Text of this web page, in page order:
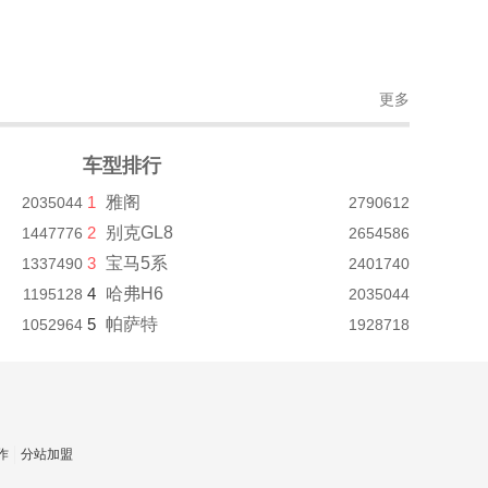
更多
2035044
1447776
1337490
1195128
1052964
车型排行
1 雅阁 2790612
2 别克GL8 2654586
3 宝马5系 2401740
4 哈弗H6 2035044
5 帕萨特 1928718
分站加盟